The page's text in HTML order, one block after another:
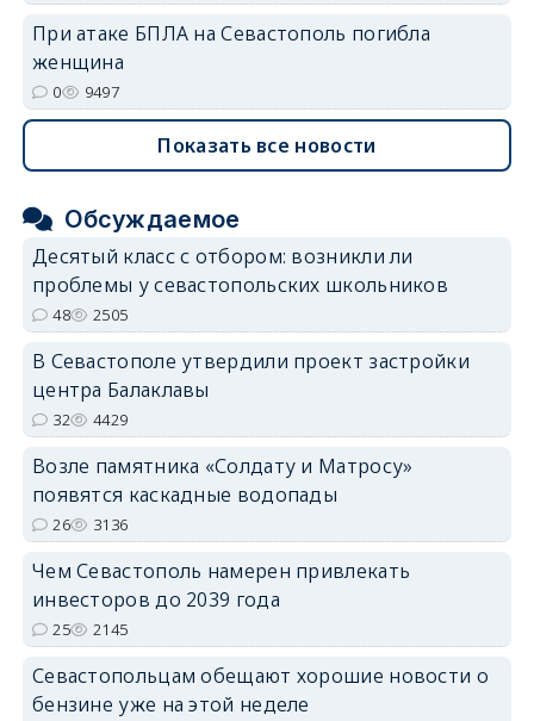
При атаке БПЛА на Севастополь погибла
женщина
0 9497
Показать все новости
Обсуждаемое
Десятый класс с отбором: возникли ли
проблемы у севастопольских школьников
48 2505
В Севастополе утвердили проект застройки
центра Балаклавы
32 4429
Возле памятника «Солдату и Матросу»
появятся каскадные водопады
26 3136
Чем Севастополь намерен привлекать
инвесторов до 2039 года
25 2145
Севастопольцам обещают хорошие новости о
бензине уже на этой неделе